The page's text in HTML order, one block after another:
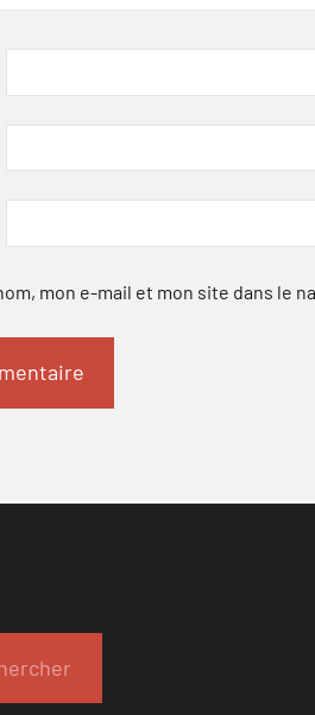
mon e-mail et mon site dans le